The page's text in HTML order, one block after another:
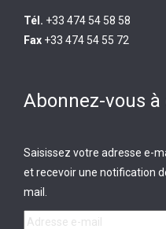
Tél. +33 474 54 58 58
Fax +33 474 54 55 72
Abonnez-vous
Saisissez votre adresse e-
et recevoir une notification
mail.
Adresse